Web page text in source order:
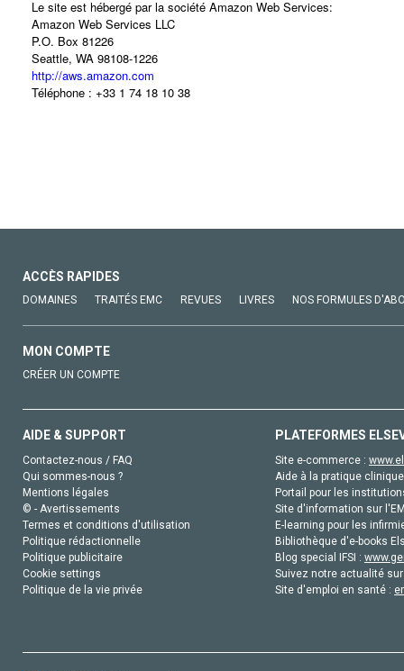
Le site est hébergé par la société Amazon Web Services:
Amazon Web Services LLC
P.O. Box 81226
Seattle, WA 98108-1226
http://aws.amazon.com
Téléphone : +33 1 74 18 10 38
ACCÈS RAPIDES
DOMAINES TRAITÉS EMC REVUES LIVRES NOS FORMULES
MON COMPTE
CRÉER UN COMPTE
AIDE & SUPPORT
Contactez-nous / FAQ
Qui sommes-nous ?
Mentions légales
© - Avertissements
Termes et conditions d'utilisation
Politique rédactionnelle
Politique publicitaire
Cookie settings
Politique de la vie privée
PLATEFORMES
Site e-commerce :
Aide à la pratique
Portail pour les
Site d'information sur
E-learning pour les
Bibliothèque d'e-books
Blog special IFSI :
Suivez notre actualité
Site d'emploi en santé :